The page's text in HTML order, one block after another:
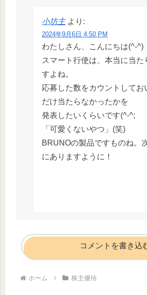
小坊主 より:
2024年9月6日 4:50 PM
わたしさん、こんにちは(^-^)
スマート行使は、本当に当た
すよね。
応募した数をカウントしてお
だけ当たらなかったかを
発表したいくらいです(^-^;
「可愛くないやつ」(笑)
BRUNOの製品ですものね。
にありますように！
コメントを書き込
ホーム 株主優待